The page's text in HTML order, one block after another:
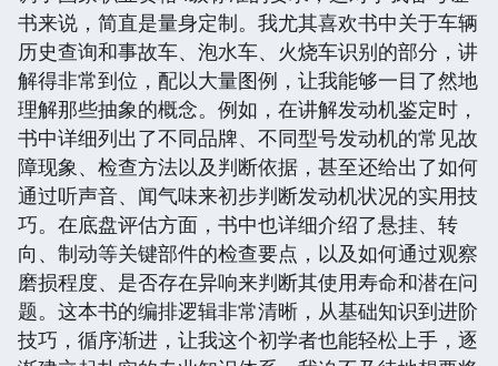
书来说，简直是量身定制。我尤其喜欢书中关于车辆
历史查询和事故车、泡水车、火烧车识别的部分，讲
解得非常到位，配以大量图例，让我能够一目了然地
理解那些抽象的概念。例如，在讲解发动机鉴定时，
书中详细列出了不同品牌、不同型号发动机的常见故
障现象、检查方法以及判断依据，甚至还给出了如何
通过听声音、闻气味来初步判断发动机状况的实用技
巧。在底盘评估方面，书中也详细介绍了悬挂、转
向、制动等关键部件的检查要点，以及如何通过观察
磨损程度、是否存在异响来判断其使用寿命和潜在问
题。这本书的编排逻辑非常清晰，从基础知识到进阶
技巧，循序渐进，让我这个初学者也能轻松上手，逐